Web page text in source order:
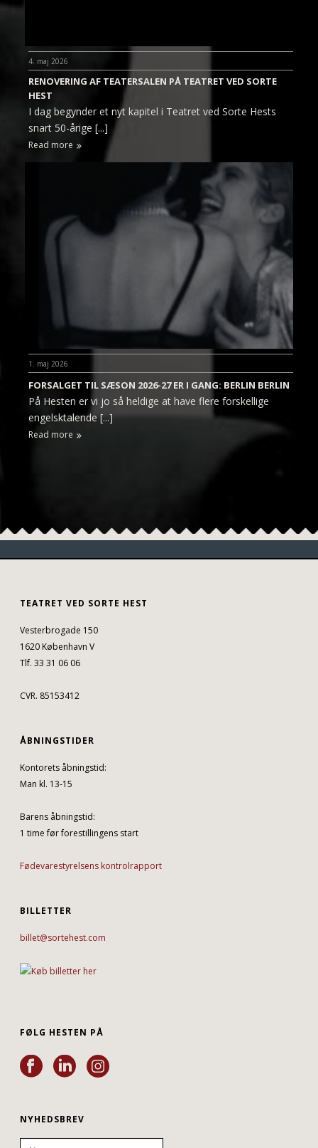
4. maj 2026
RENOVERING AF TEATERSALEN PÅ TEATRET VED SORTE
HEST
I dag begynder et nyt kapitel i Teatret ved Sorte Hests
snart 50-årige [...]
Read more
1. maj 2026
FORSALGET TIL SÆSON 2026-27 ER I GANG: BERLIN BERLIN
På Hesten er vi jo så heldige at have flere forskellige
engelsktalende [...]
Read more
TEATRET VED SORTE HEST
Vesterbrogade 150
1620 København V
Tlf. 33 31 06 06
CVR. 85153412
ÅBNINGSTIDER
Kontorets åbningstid:
Man kl. 13-15
Barens åbningstid:
1 time før forestillingens start
Fødevarestyrelsens kontrolrapport
BILLETTER
billet@sortehest.com
FØLG HESTEN PÅ
NYHEDSBREV